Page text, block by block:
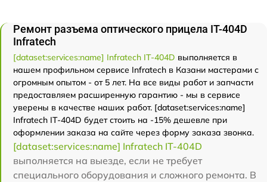
Ремонт разъема оптического прицела IT-404D
Infratech
[dataset:services:name] Infratech IT-404D выполняется в
нашем профильном сервисе Infratech в Казани мастерами с
огромным опытом - от 5 лет. На все виды работ и запчасти
предоставляем расширенную гарантию - мы в сервисе
уверены в качестве наших работ. [dataset:services:name]
Infratech IT-404D будет стоить на -15% дешевле при
оформлении заказа на сайте через форму заказа звонка.
[dataset:services:name] Infratech IT-404D
выполняется на выезде, если не требует
специального оборудования и сложного ремонта. В